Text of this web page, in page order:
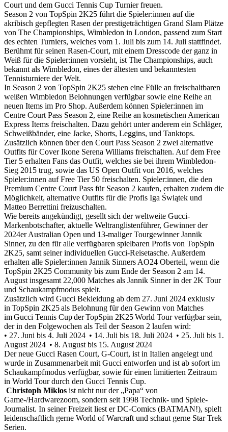
Court und dem Gucci Tennis Cup Turnier freuen.
Season 2 von TopSpin 2K25 führt die Spieler:innen auf die
akribisch gepflegten Rasen der prestigeträchtigen Grand Slam Plätze
von The Championships, Wimbledon in London, passend zum Start
des echten Turniers, welches vom 1. Juli bis zum 14. Juli stattfindet.
Berühmt für seinen Rasen-Court, mit einem Dresscode der ganz in
Weiß für die Spieler:innen vorsieht, ist The Championships, auch
bekannt als Wimbledon, eines der ältesten und bekanntesten
Tennisturniere der Welt.
In Season 2 von TopSpin 2K25 stehen eine Fülle an freischaltbaren
weißen Wimbledon Belohnungen verfügbar sowie eine Reihe an
neuen Items im Pro Shop. Außerdem können Spieler:innen im
Centre Court Pass Season 2, eine Reihe an kosmetischen American
Express Items freischalten. Dazu gehört unter anderem ein Schläger,
Schweißbänder, eine Jacke, Shorts, Leggins, und Tanktops.
Zusätzlich können über den Court Pass Season 2 zwei alternative
Outfits für Cover Ikone Serena Williams freischalten. Auf dem Free
Tier 5 erhalten Fans das Outfit, welches sie bei ihrem Wimbledon-
Sieg 2015 trug, sowie das US Open Outfit von 2016, welches
Spieler:innen auf Free Tier 50 freischalten. Spieler:innen, die den
Premium Centre Court Pass für Season 2 kaufen, erhalten zudem die
Möglichkeit, alternative Outfits für die Profis Iga Świątek und
Matteo Berrettini freizuschalten.
Wie bereits angekündigt, gesellt sich der weltweite Gucci-
Markenbotschafter, aktuelle Weltranglistenführer, Gewinner der
2024er Australian Open und 13-maliger Tourgewinner Jannik
Sinner, zu den für alle verfügbaren spielbaren Profis von TopSpin
2K25, samt seiner individuellen Gucci-Reisetasche. Außerdem
erhalten alle Spieler:innen Jannik Sinners AO24 Oberteil, wenn die
TopSpin 2K25 Community bis zum Ende der Season 2 am 14.
August insgesamt 22,000 Matches als Jannik Sinner in der 2K Tour
und Schaukampfmodus spielt.
Zusätzlich wird Gucci Bekleidung ab dem 27. Juni 2024 exklusiv
in TopSpin 2K25 als Belohnung für den Gewinn von Matches
im Gucci Tennis Cup der TopSpin 2K25 World Tour verfügbar sein,
der in den Folgewochen als Teil der Season 2 laufen wird:
• 27. Juni bis 4. Juli 2024 • 14. Juli bis 18. Juli 2024 • 25. Juli bis 1.
August 2024 • 8. August bis 15. August 2024
Der neue Gucci Rasen Court, G-Court, ist in Italien angelegt und
wurde in Zusammenarbeit mit Gucci entworfen und ist ab sofort im
Schaukampfmodus verfügbar, sowie für einen limitierten Zeitraum
in World Tour durch den Gucci Tennis Cup.
Christoph Miklos ist nicht nur der „Papa“ von
Game-/Hardwarezoom, sondern seit 1998 Technik- und Spiele-
Journalist. In seiner Freizeit liest er DC-Comics (BATMAN!), spielt
leidenschaftlich gerne World of Warcraft und schaut gerne Star Trek
Serien.